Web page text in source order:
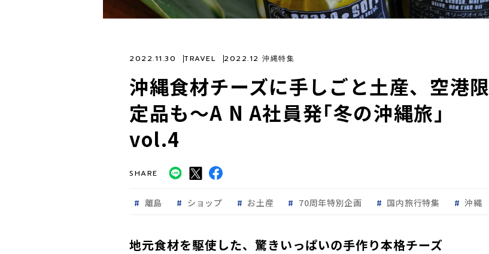
沖縄食材チーズに手しごと土産、空港限
定品も～A N A社員発｢冬の沖縄旅｣
vol.4
2022.11.30 TRAVEL 2022.12 沖縄特集
SHARE
離島 ショップ お土産 70周年特別企画 国内旅行特集 沖縄
地元食材を駆使した、驚きいっぱいの手作り本格チーズ